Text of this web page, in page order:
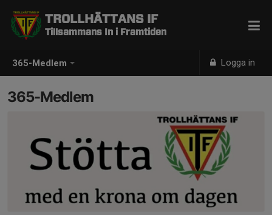
365-Medlem Logga in
TROLLHÄTTANS IF
Tillsammans In i Framtiden
365-Medlem